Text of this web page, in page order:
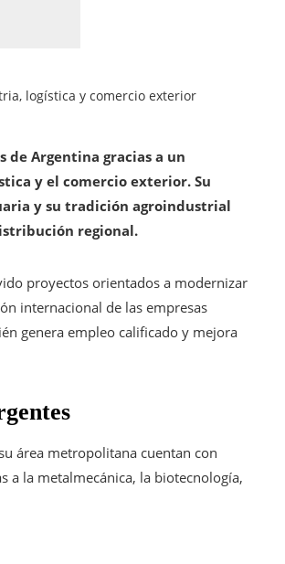
logística y comercio exterior
de Argentina gracias a un
y el comercio exterior. Su
y su tradición agroindustrial
regional.
proyectos orientados a modernizar
internacional de las empresas
genera empleo calificado y mejora
área metropolitana cuentan con
a la metalmecánica, la biotecnología,